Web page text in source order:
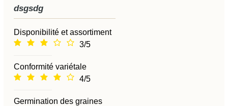
dsgsdg
Disponibilité et assortiment
3/5
Conformité variétale
4/5
Germination des graines